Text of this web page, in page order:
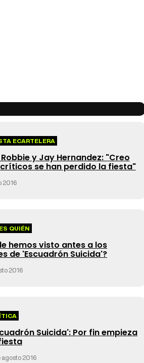
ECARTELERA
y Jay Hernandez: "Creo
se han perdido la fiesta"
2016
QUIÉN
hemos visto antes a los
de 'Escuadrón Suicida'?
2016
Suicida': Por fin empieza
agosto 2016